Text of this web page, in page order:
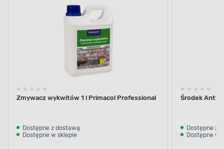
mchów i
glonów
Zmywacz wykwitów 1 l Primacol Professional
Dostępne z dostawą
Dostępne w sklepie
Środek
Dostępne z
Dostępne w